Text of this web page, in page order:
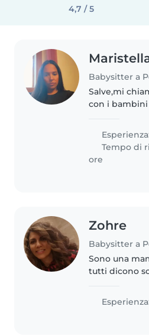
4,7 / 5
Babysitter a
Salve,mi
con i
grande di 4
prendevo
Tempo di
ore
Zohre
Babysitter a
Sono una
tutti dicono